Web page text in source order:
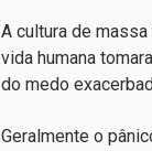
A cultura de
vida humana
do medo
Geralmente o